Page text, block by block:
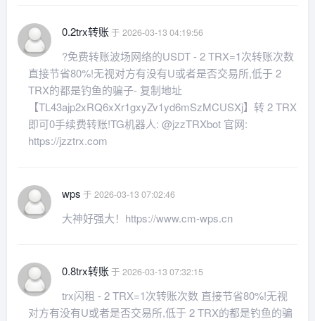
0.2trx转账于 2026-03-13 04:19:56
?免费转账波场网络的USDT - 2 TRX=1次转账次数
直接节省80%!无视对方有没有U或者是否交易所,低于 2
TRX的都是钓鱼的骗子- 复制地址
【TL43ajp2xRQ6xXr1gxyZv1yd6mSzMCUSXj】转 2 TRX
即可0手续费转账!TG机器人: @jzzTRXbot 官网:
https://jzztrx.com
wps 于 2026-03-13 07:02:46
大神好强大！https://www.cm-wps.cn
0.8trx转账于 2026-03-13 07:32:15
trx闪租 - 2 TRX=1次转账次数 直接节省80%!无视
对方有没有U或者是否交易所,低于 2 TRX的都是钓鱼的骗